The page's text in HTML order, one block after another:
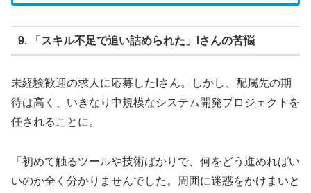
9. 「スキル不足で追い詰められた」Iさんの苦悩
未経験歓迎の求人に応募したIさん。しかし、配属先の期
待は高く、いきなり中規模なシステム開発プロジェクトを
任されることに。
「初めて触るツールや技術ばかりで、何をどう進めればい
いのか全く分かりませんでした。周囲に迷惑をかけまいと